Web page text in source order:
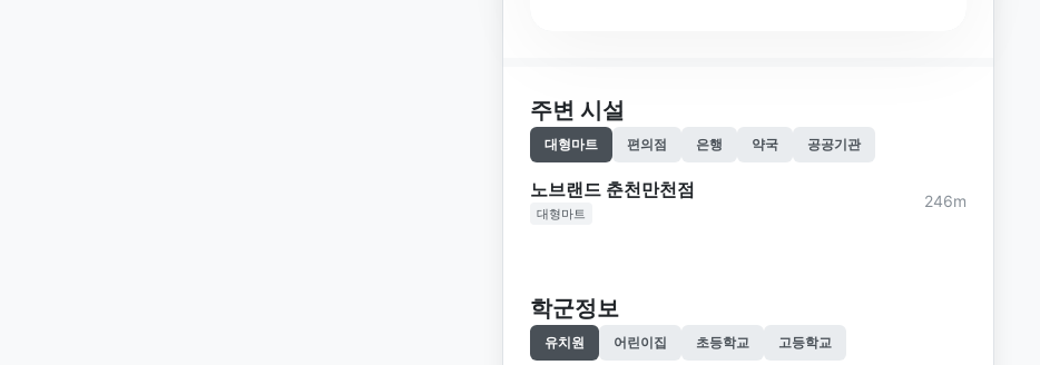
주변 시설
대형마트 편의점 은행 약국 공공기관
노브랜드 춘천만천점
대형마트
246m
학군정보
유치원 어린이집 초등학교 고등학교